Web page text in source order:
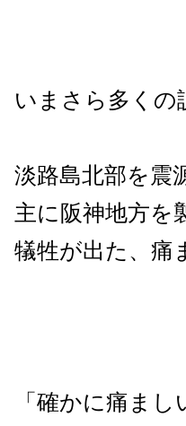
いまさら多くの
淡路島北部を震
主に阪神地方を
犠牲が出た、痛
「確かに痛ま